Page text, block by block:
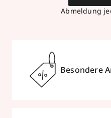
Abmeldung
Besondere